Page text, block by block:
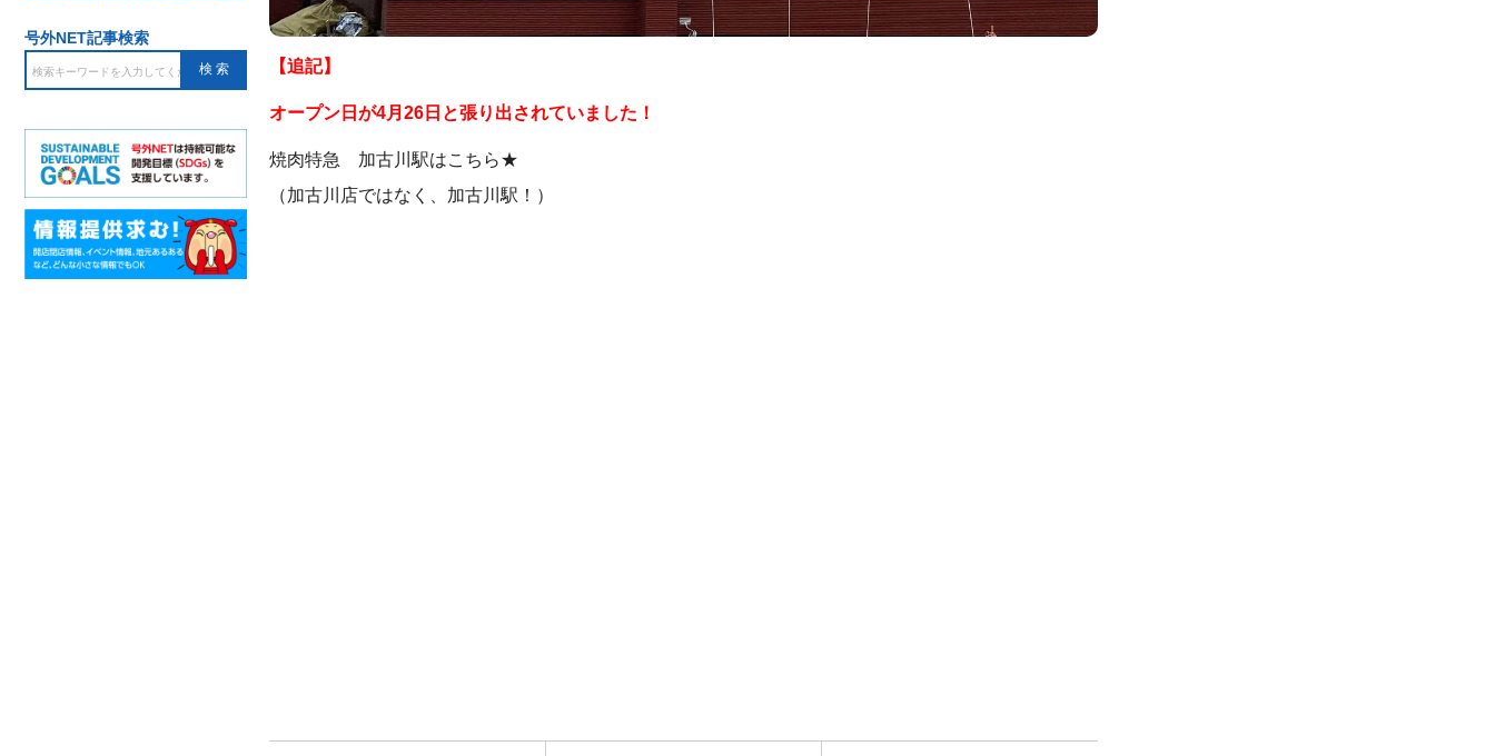
【追記】
オープン日が4月26日と張り出されていました！
焼肉特急 加古川駅はこちら★
（加古川店ではなく、加古川駅！）
号外NET記事検索